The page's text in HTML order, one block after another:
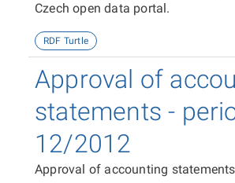
Czech open data portal.
RDF Turtle
Approval of
statements -
12/2012
Approval of accounting statements